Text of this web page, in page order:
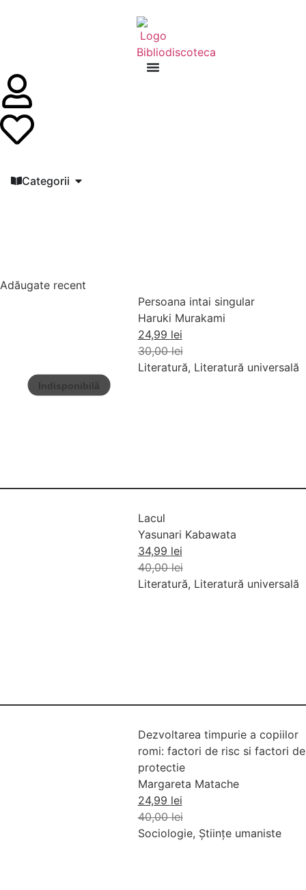
Categorii
Adăugate recent
Persoana intai singular
Haruki Murakami
30,00lei
24,99 lei
Literatură, Literatură universală
Lacul
Yasunari Kabawata
40,00lei
34,99 lei
Literatură, Literatură universală
Dezvoltarea timpurie a copiilor
romi: factori de risc si factori de
protectie
Margareta Matache
40,00lei
24,99 lei
Sociologie, Științe umaniste